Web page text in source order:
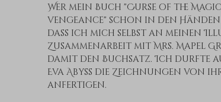
Wer mein Buch "Curse of the
vengeance" schon in den
dass ich mich selbst an meinen
Zusammenarbeit mit Mrs. Mapel
damit den Buchsatz. Ich durfte
Eva Abyss die Zeichnungen von
anfertigen.